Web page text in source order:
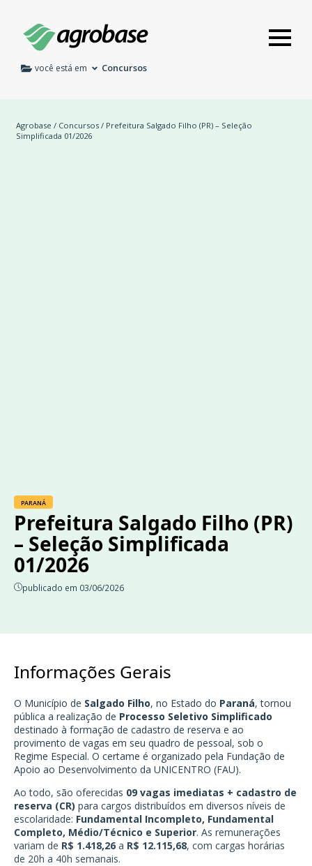
você está em Concursos
Agrobase / Concursos / Prefeitura Salgado Filho (PR) – Seleção
Simplificada 01/2026
PARANÁ
Prefeitura Salgado Filho (PR)
– Seleção Simplificada
01/2026
publicado em 03/06/2026
Informações Gerais
O Município de Salgado Filho, no Estado do Paraná, tornou
pública a realização de Processo Seletivo Simplificado
destinado à formação de cadastro de reserva e ao
provimento de vagas em seu quadro de pessoal, sob o
Regime Especial. O certame é organizado pela Fundação de
Apoio ao Desenvolvimento da UNICENTRO (FAU).
Ao todo, são oferecidas 09 vagas imediatas + cadastro de
reserva (CR) para cargos distribuídos em diversos níveis de
escolaridade: Fundamental Incompleto, Fundamental
Completo, Médio/Técnico e Superior. As remunerações
variam de R$ 1.418,26 a R$ 12.115,68, com cargas horárias
de 20h a 40h semanais.